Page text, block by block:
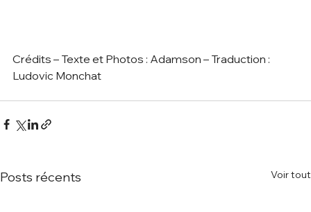
Crédits – Texte et Photos : Adamson – Traduction :
Ludovic Monchat
Posts récents Voir tout